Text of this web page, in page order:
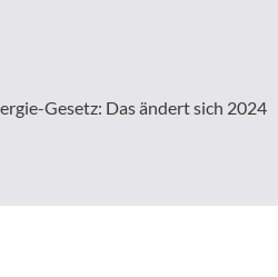
Gesetz: Das ändert sich 2024